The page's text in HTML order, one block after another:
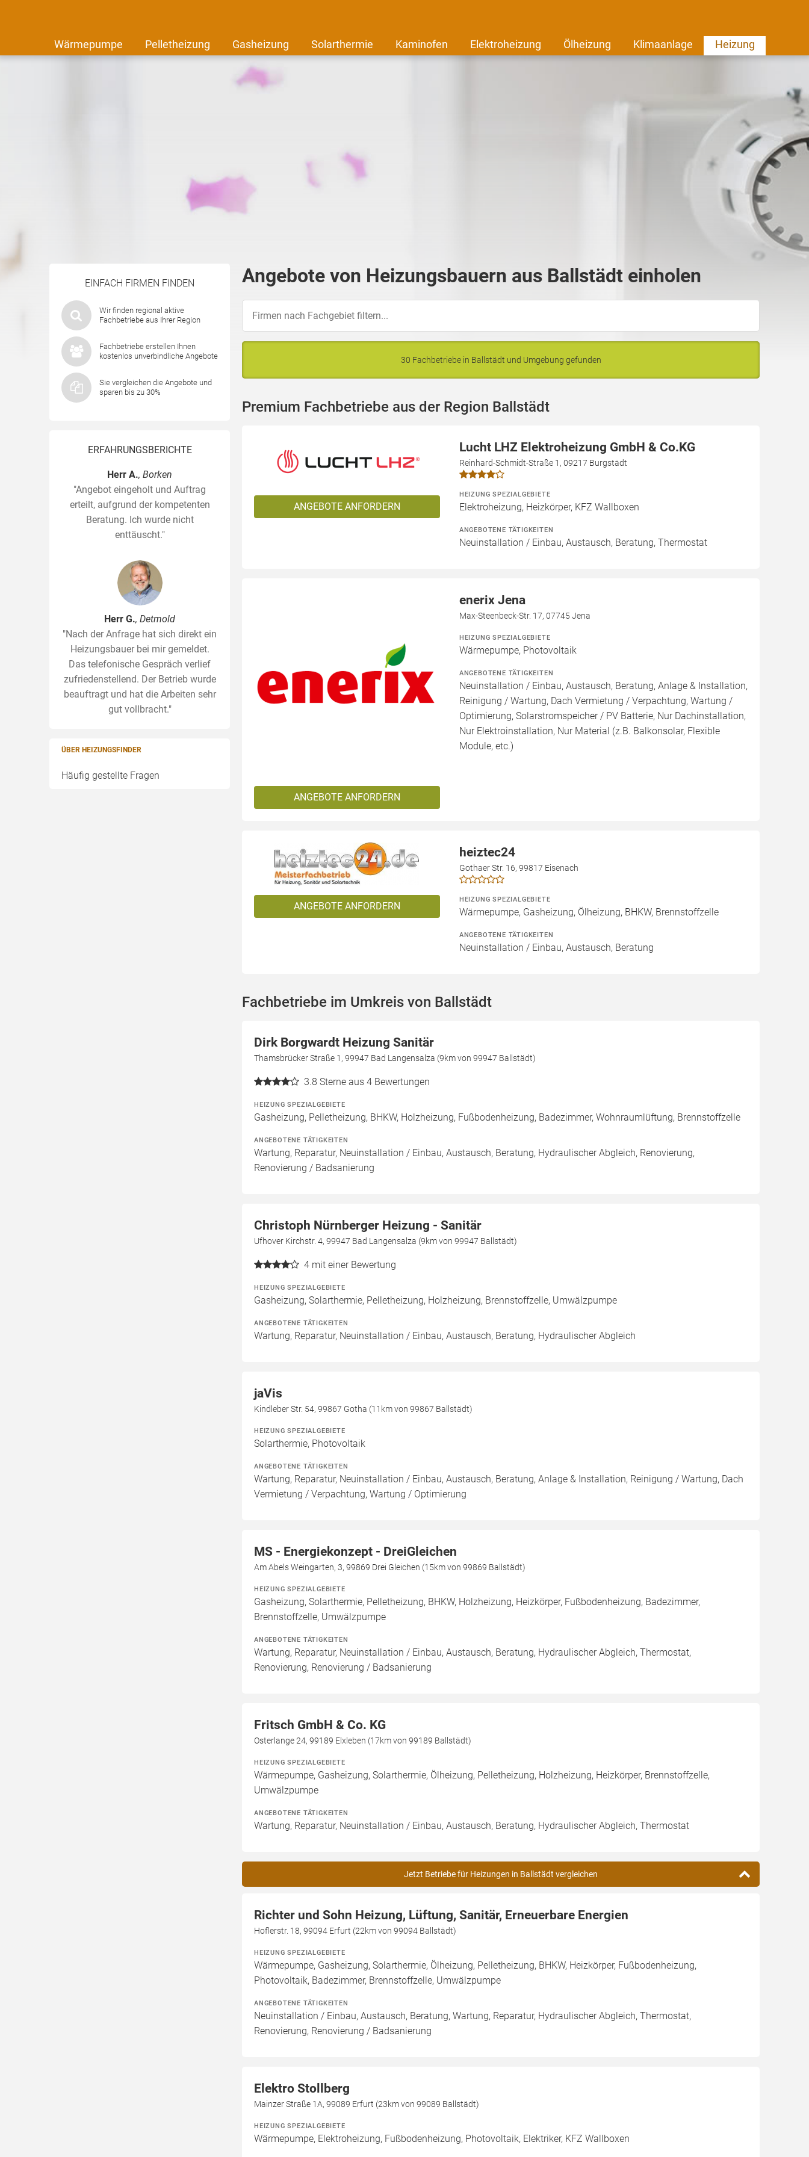
Wärmepumpe Pelletheizung Gasheizung Solarthermie Kaminofen Elektroheizung Ölheizung Klimaanlage Heizung
EINFACH FIRMEN FINDEN
Wir finden regional aktive
Fachbetriebe aus Ihrer Region
Fachbetriebe erstellen Ihnen
kostenlos unverbindliche Angebote
Sie vergleichen die Angebote und
sparen bis zu 30%
ERFAHRUNGSBERICHTE
Herr A., Borken
"Angebot eingeholt und Auftrag
erteilt, aufgrund der kompetenten
Beratung. Ich wurde nicht
enttäuscht."
Herr G., Detmold
"Nach der Anfrage hat sich direkt ein
Heizungsbauer bei mir gemeldet.
Das telefonische Gespräch verlief
zufriedenstellend. Der Betrieb wurde
beauftragt und hat die Arbeiten sehr
gut vollbracht."
ÜBER HEIZUNGSFINDER
Häufig gestellte Fragen
Angebote von Heizungsbauern aus Ballstädt einholen
30 Fachbetriebe in Ballstädt und Umgebung gefunden
Premium Fachbetriebe aus der Region Ballstädt
ANGEBOTE ANFORDERN
Lucht LHZ Elektroheizung GmbH & Co.KG
Reinhard-Schmidt-Straße 1, 09217 Burgstädt
HEIZUNG SPEZIALGEBIETE
Elektroheizung, Heizkörper, KFZ Wallboxen
ANGEBOTENE TÄTIGKEITEN
Neuinstallation / Einbau, Austausch, Beratung, Thermostat
ANGEBOTE ANFORDERN
enerix Jena
Max-Steenbeck-Str. 17, 07745 Jena
HEIZUNG SPEZIALGEBIETE
Wärmepumpe, Photovoltaik
ANGEBOTENE TÄTIGKEITEN
Neuinstallation / Einbau, Austausch, Beratung, Anlage & Installation,
Reinigung / Wartung, Dach Vermietung / Verpachtung, Wartung /
Optimierung, Solarstromspeicher / PV Batterie, Nur Dachinstallation,
Nur Elektroinstallation, Nur Material (z.B. Balkonsolar, Flexible
Module, etc.)
ANGEBOTE ANFORDERN
heiztec24
Gothaer Str. 16, 99817 Eisenach
HEIZUNG SPEZIALGEBIETE
Wärmepumpe, Gasheizung, Ölheizung, BHKW, Brennstoffzelle
ANGEBOTENE TÄTIGKEITEN
Neuinstallation / Einbau, Austausch, Beratung
Fachbetriebe im Umkreis von Ballstädt
Dirk Borgwardt Heizung Sanitär
Thamsbrücker Straße 1, 99947 Bad Langensalza (9km von 99947 Ballstädt)
3.8 Sterne aus 4 Bewertungen
HEIZUNG SPEZIALGEBIETE
Gasheizung, Pelletheizung, BHKW, Holzheizung, Fußbodenheizung, Badezimmer, Wohnraumlüftung, Brennstoffzelle
ANGEBOTENE TÄTIGKEITEN
Wartung, Reparatur, Neuinstallation / Einbau, Austausch, Beratung, Hydraulischer Abgleich, Renovierung,
Renovierung / Badsanierung
Christoph Nürnberger Heizung - Sanitär
Ufhover Kirchstr. 4, 99947 Bad Langensalza (9km von 99947 Ballstädt)
4 mit einer Bewertung
HEIZUNG SPEZIALGEBIETE
Gasheizung, Solarthermie, Pelletheizung, Holzheizung, Brennstoffzelle, Umwälzpumpe
ANGEBOTENE TÄTIGKEITEN
Wartung, Reparatur, Neuinstallation / Einbau, Austausch, Beratung, Hydraulischer Abgleich
jaVis
Kindleber Str. 54, 99867 Gotha (11km von 99867 Ballstädt)
HEIZUNG SPEZIALGEBIETE
Solarthermie, Photovoltaik
ANGEBOTENE TÄTIGKEITEN
Wartung, Reparatur, Neuinstallation / Einbau, Austausch, Beratung, Anlage & Installation, Reinigung / Wartung, Dach
Vermietung / Verpachtung, Wartung / Optimierung
MS - Energiekonzept - DreiGleichen
Am Abels Weingarten, 3, 99869 Drei Gleichen (15km von 99869 Ballstädt)
HEIZUNG SPEZIALGEBIETE
Gasheizung, Solarthermie, Pelletheizung, BHKW, Holzheizung, Heizkörper, Fußbodenheizung, Badezimmer,
Brennstoffzelle, Umwälzpumpe
ANGEBOTENE TÄTIGKEITEN
Wartung, Reparatur, Neuinstallation / Einbau, Austausch, Beratung, Hydraulischer Abgleich, Thermostat,
Renovierung, Renovierung / Badsanierung
Fritsch GmbH & Co. KG
Osterlange 24, 99189 Elxleben (17km von 99189 Ballstädt)
HEIZUNG SPEZIALGEBIETE
Wärmepumpe, Gasheizung, Solarthermie, Ölheizung, Pelletheizung, Holzheizung, Heizkörper, Brennstoffzelle,
Umwälzpumpe
ANGEBOTENE TÄTIGKEITEN
Wartung, Reparatur, Neuinstallation / Einbau, Austausch, Beratung, Hydraulischer Abgleich, Thermostat
Jetzt Betriebe für Heizungen in Ballstädt vergleichen
Richter und Sohn Heizung, Lüftung, Sanitär, Erneuerbare Energien
Hoflerstr. 18, 99094 Erfurt (22km von 99094 Ballstädt)
HEIZUNG SPEZIALGEBIETE
Wärmepumpe, Gasheizung, Solarthermie, Ölheizung, Pelletheizung, BHKW, Heizkörper, Fußbodenheizung,
Photovoltaik, Badezimmer, Brennstoffzelle, Umwälzpumpe
ANGEBOTENE TÄTIGKEITEN
Neuinstallation / Einbau, Austausch, Beratung, Wartung, Reparatur, Hydraulischer Abgleich, Thermostat,
Renovierung, Renovierung / Badsanierung
Elektro Stollberg
Mainzer Straße 1A, 99089 Erfurt (23km von 99089 Ballstädt)
HEIZUNG SPEZIALGEBIETE
Wärmepumpe, Elektroheizung, Fußbodenheizung, Photovoltaik, Elektriker, KFZ Wallboxen